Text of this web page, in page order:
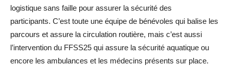
logistique sans faille pour assurer la sécurité des
participants. C’est toute une équipe de bénévoles qui balise les
parcours et assure la circulation routière, mais c’est aussi
l’intervention du FFSS25 qui assure la sécurité aquatique ou
encore les ambulances et les médecins présents sur place.